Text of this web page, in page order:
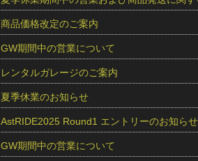
商品価格改定のご案内
GW期間中の営業について
レンタルガレージのご案内
夏季休業のお知らせ
AstRIDE2025 Round1 エントリーのお知らせ
GW期間中の営業について